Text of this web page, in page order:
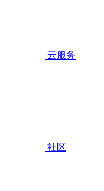
云服务
社区